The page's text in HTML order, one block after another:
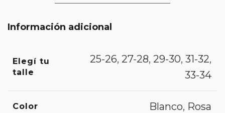
Información adicional
Elegí tu
talle
25-26, 27-28, 29-30, 31-32,
33-34
Color Blanco, Rosa